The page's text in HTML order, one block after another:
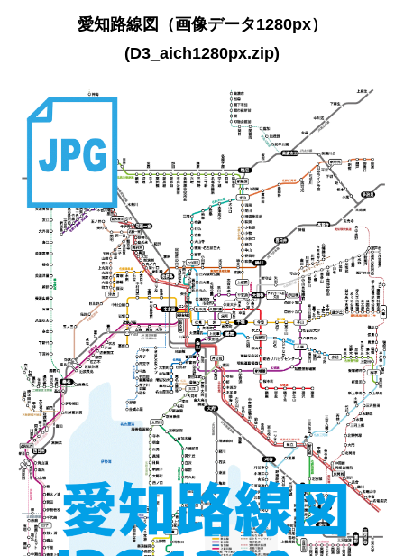
愛知路線図（画像データ1280px）
(D3_aich1280px.zip)